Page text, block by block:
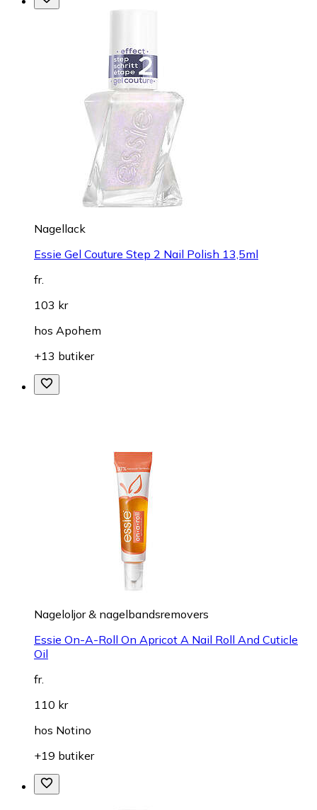
Nagellack
Essie Gel Couture Step 2 Nail Polish 13,5ml
fr.
103 kr
hos Apohem
+13 butiker
Nageloljor & nagelbandsremovers
Essie On-A-Roll On Apricot A Nail Roll And Cuticle
Oil
fr.
110 kr
hos Notino
+19 butiker